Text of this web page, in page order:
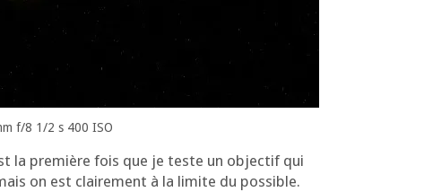
f/8 1/2 s 400 ISO
la pre­mière fois que je teste un objec­tif qui
on est clai­re­ment à la limite du possible.